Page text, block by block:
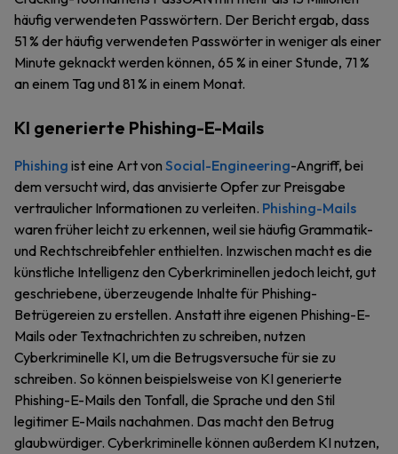
häufig verwendeten Passwörtern. Der Bericht ergab, dass
51 % der häufig verwendeten Passwörter in weniger als einer
Minute geknackt werden können, 65 % in einer Stunde, 71 %
an einem Tag und 81 % in einem Monat.
KI generierte Phishing-E-Mails
Phishing ist eine Art von Social-Engineering-Angriff, bei
dem versucht wird, das anvisierte Opfer zur Preisgabe
vertraulicher Informationen zu verleiten. Phishing-Mails
waren früher leicht zu erkennen, weil sie häufig Grammatik-
und Rechtschreibfehler enthielten. Inzwischen macht es die
künstliche Intelligenz den Cyberkriminellen jedoch leicht, gut
geschriebene, überzeugende Inhalte für Phishing-
Betrügereien zu erstellen. Anstatt ihre eigenen Phishing-E-
Mails oder Textnachrichten zu schreiben, nutzen
Cyberkriminelle KI, um die Betrugsversuche für sie zu
schreiben. So können beispielsweise von KI generierte
Phishing-E-Mails den Tonfall, die Sprache und den Stil
legitimer E-Mails nachahmen. Das macht den Betrug
glaubwürdiger. Cyberkriminelle können außerdem KI nutzen,